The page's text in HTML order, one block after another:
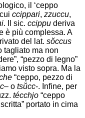
il ‘ceppo
ccippari, zzuccu,
. Il sic. ccippu deriva
è più complessa. A
del lat. sŏccus
tagliato ma non
“pezzo di legno”
visto sopra. Ma la
“ceppo, pezzo di
– o tsŭcc-. Infine, per
técchjo “ceppo
portato in cima